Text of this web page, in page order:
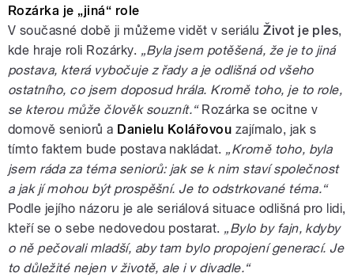
Rozárka je „jiná“ role
V současné době ji můžeme vidět v seriáluŽivot je ples,
kde hraje roli Rozárky. „Byla jsem potěšená, že je to jiná
postava, která vybočuje z řady a je odlišná od všeho
ostatního, co jsem doposud hrála. Kromě toho, je to role,
se kterou může člověk souznít.“Rozárka se ocitne v
domově seniorů a Danielu Kolářovou zajímalo, jak s
tímto faktem bude postava nakládat. „Kromě toho, byla
jsem ráda za téma seniorů: jak se k nim staví společnost
a jak jí mohou být prospěšní. Je to odstrkované téma.“
Podle jejího názoru je ale seriálová situace odlišná pro lidi,
kteří se o sebe nedovedou postarat. „Bylo by fajn, kdyby
o ně pečovali mladší, aby tam bylo propojení generací. Je
to důležité nejen v životě, ale i v divadle.“